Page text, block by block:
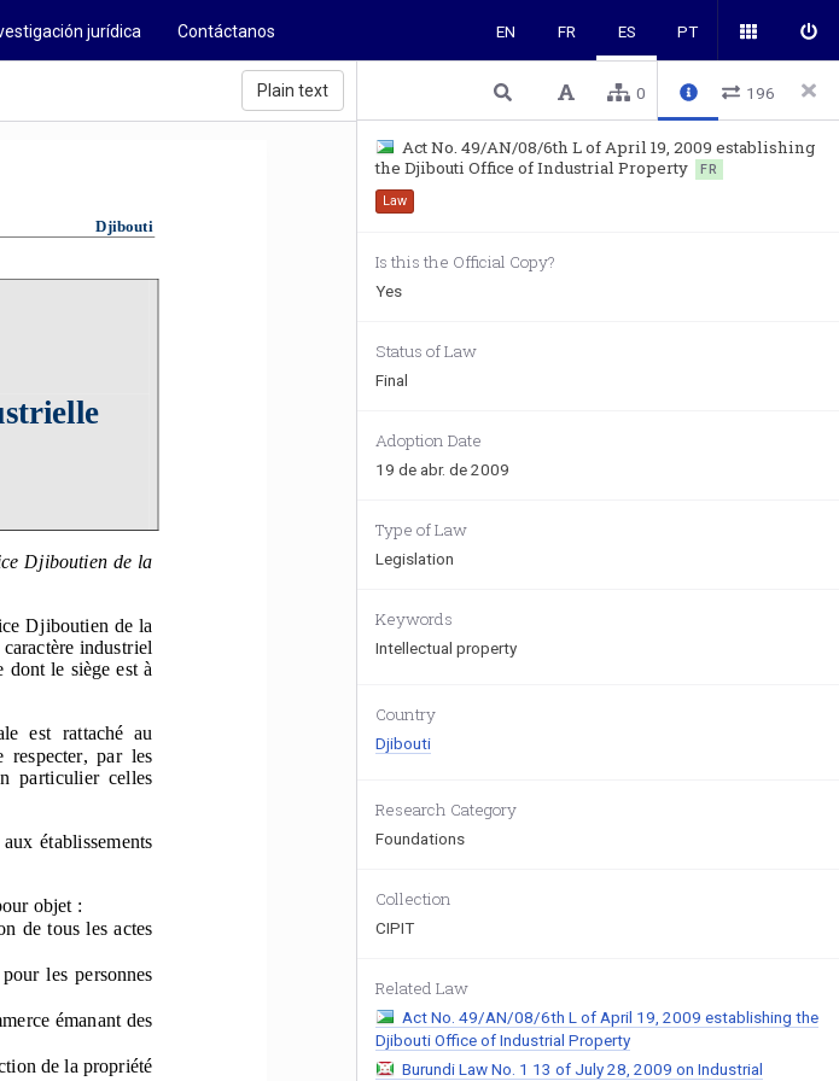
jurídica Contáctanos EN FR ES PT
Plain text
Djibouti
Djiboutien de la
Djiboutien de la
industriel
dont le siège est à
est  rattaché  au
respecter,  par  les
particulier  celles
établissements
objet :
de  tous  les  actes
les  personnes
émanant des
de la propriété
0 196
Act No. 49/AN/08/6th L of April 19, 2009 establishing
the Djibouti Office of Industrial Property
FR
Law
Is this the Official Copy?
Yes
Status of Law
Final
Adoption Date
19 de abr. de 2009
Type of Law
Legislation
Keywords
Intellectual property
Country
Djibouti
Research Category
Foundations
Collection
CIPIT
Related Law
Act No. 49/AN/08/6th L of April 19, 2009 establishing the
Djibouti Office of Industrial Property
Burundi Law No. 1 13 of July 28, 2009 on Industrial